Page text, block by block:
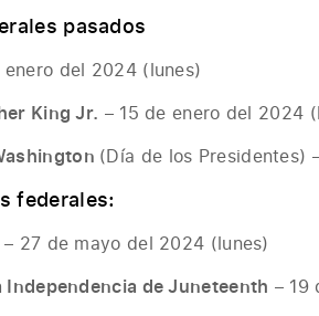
pasados
enero del 2024 (lunes)
King Jr. – 15 de enero del 2024
(Día de los Presidentes)
federales:
– 27 de mayo del 2024 (lunes)
Independencia de Juneteenth – 19